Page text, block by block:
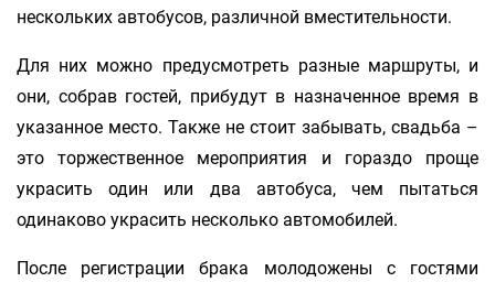
нескольких автобусов, различной вместительности.
Для них можно предусмотреть разные маршруты, и
они, собрав гостей, прибудут в назначенное время в
указанное место. Также не стоит забывать, свадьба –
это торжественное мероприятия и гораздо проще
украсить один или два автобуса, чем пытаться
одинаково украсить несколько автомобилей.
После регистрации брака молодожены с гостями